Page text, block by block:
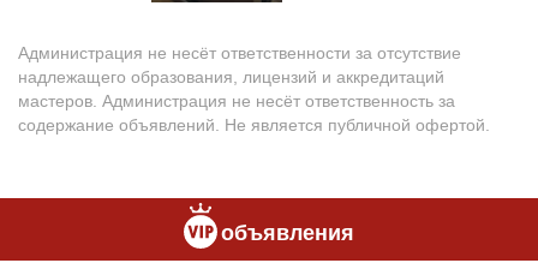
Администрация не несёт ответственности за отсутствие
надлежащего образования, лицензий и аккредитаций
мастеров. Администрация не несёт ответственность за
содержание объявлений. Не является публичной офертой.
объявления